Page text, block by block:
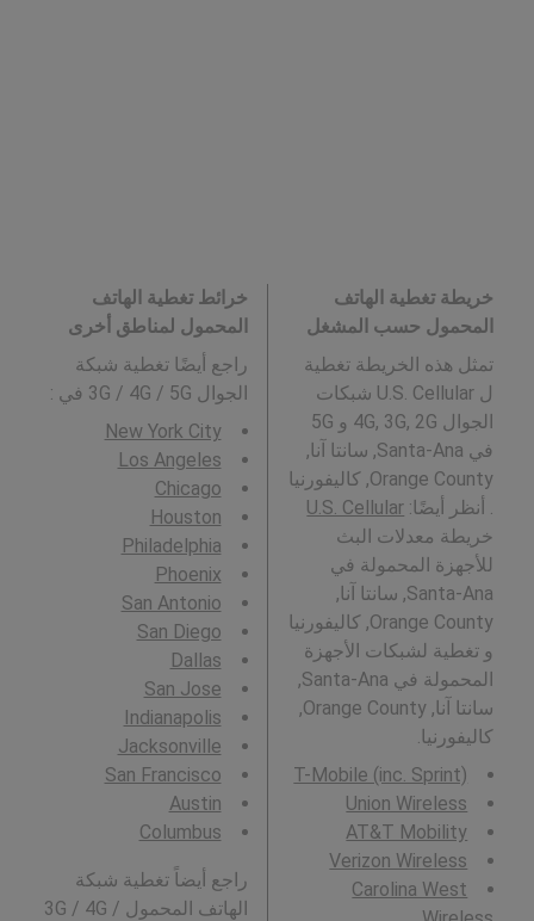
خريطة تغطية الهاتف
المحمول حسب المشغل
تمثل هذه الخريطة تغطية
ل U.S. Cellular شبكات
الجوال 4G, 3G, 2G و 5G
في Santa-Ana, سانتا آنا,
Orange County, كاليفورنيا
. أنظر أيضًا: U.S. Cellular
خريطة معدلات البث
للأجهزة المحمولة في
Santa-Ana, سانتا آنا,
Orange County, كاليفورنيا
و تغطية لشبكات الأجهزة
المحمولة في Santa-Ana,
سانتا آنا, Orange County,
كاليفورنيا.
T-Mobile (inc. Sprint)
Union Wireless
AT&T Mobility
Verizon Wireless
Carolina West
خرائط تغطية الهاتف
المحمول لمناطق أخرى
راجع أيضًا تغطية شبكة
الجوال 3G / 4G / 5G في
:
New York City
Los Angeles
Chicago
Houston
Philadelphia
Phoenix
San Antonio
San Diego
Dallas
San Jose
Indianapolis
Jacksonville
San Francisco
Austin
Columbus
راجع أيضاً تغطية شبكة
الهاتف المحمول 3G / 4G /